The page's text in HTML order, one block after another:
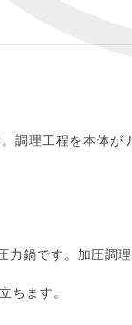
調理工程を本体が
鍋です。加圧調
ちます。